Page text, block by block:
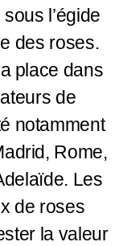
l’égide
des roses.
place dans
de
notamment
Rome,
Les
de roses
la valeur